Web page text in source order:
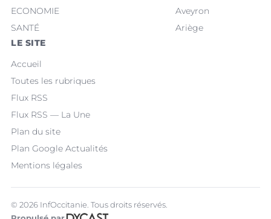
ECONOMIE
SANTÉ
Aveyron
Ariège
LE SITE
Accueil
Toutes les rubriques
Flux RSS
Flux RSS — La Une
Plan du site
Plan Google Actualités
Mentions légales
© 2026 InfOccitanie. Tous droits réservés.